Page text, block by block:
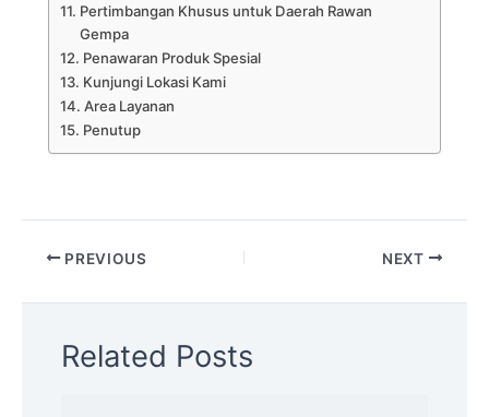
Pertimbangan Khusus untuk Daerah Rawan
Gempa
Penawaran Produk Spesial
Kunjungi Lokasi Kami
Area Layanan
Penutup
PREVIOUS NEXT
Related Posts